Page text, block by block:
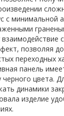
с минимальной
позволяя
переходных
панель
цвета.
динамики
изделие